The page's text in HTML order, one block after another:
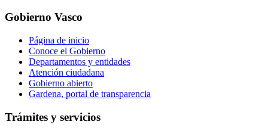
Gobierno Vasco
Página de inicio
Conoce el Gobierno
Departamentos y entidades
Atención ciudadana
Gobierno abierto
Gardena, portal de transparencia
Trámites y servicios